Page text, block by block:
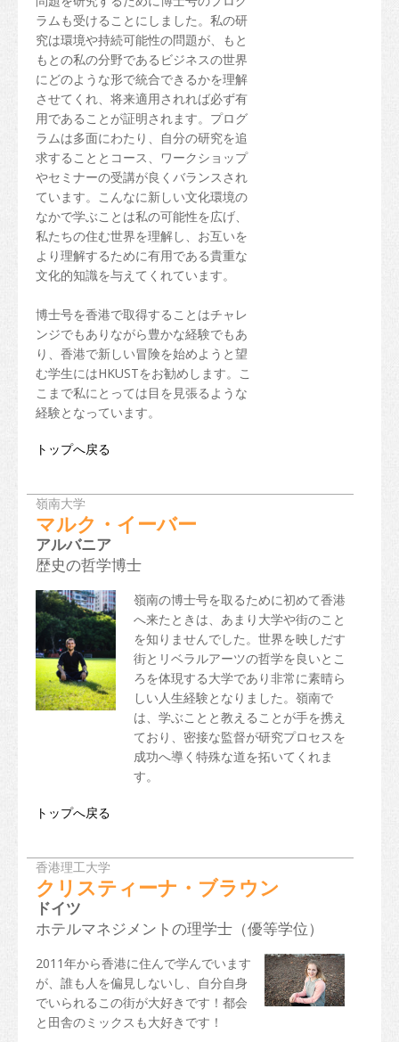
ラムも受けることにしました。私の研
究は環境や持続可能性の問題が、もと
もとの私の分野であるビジネスの世界
にどのような形で統合できるかを理解
させてくれ、将来適用されれば必ず有
用であることが証明されます。プログ
ラムは多面にわたり、自分の研究を追
求することとコース、ワークショップ
やセミナーの受講が良くバランスされ
ています。こんなに新しい文化環境の
なかで学ぶことは私の可能性を広げ、
私たちの住む世界を理解し、お互いを
より理解するために有用である貴重な
文化的知識を与えてくれています。
博士号を香港で取得することはチャレ
ンジでもありながら豊かな経験でもあ
り、香港で新しい冒険を始めようと望
む学生にはHKUSTをお勧めします。こ
こまで私にとっては目を見張るような
経験となっています。
トップへ戻る
嶺南大学
マルク・イーバー
アルバニア
歴史の哲学博士
嶺南の博士号を取るために初めて香港
へ来たときは、あまり大学や街のこと
を知りませんでした。世界を映しだす
街とリベラルアーツの哲学を良いとこ
ろを体現する大学であり非常に素晴ら
しい人生経験となりました。嶺南で
は、学ぶことと教えることが手を携え
ており、密接な監督が研究プロセスを
成功へ導く特殊な道を拓いてくれま
す。
トップへ戻る
香港理工大学
クリスティーナ・ブラウン
ドイツ
ホテルマネジメントの理学士（優等学位）
2011年から香港に住んで学んでいます
が、誰も人を偏見しないし、自分自身
でいられるこの街が大好きです！都会
と田舎のミックスも大好きです！